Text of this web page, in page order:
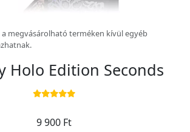
megvásárolható terméken kívül egyéb
Holo Edition Seconds
9 900 Ft